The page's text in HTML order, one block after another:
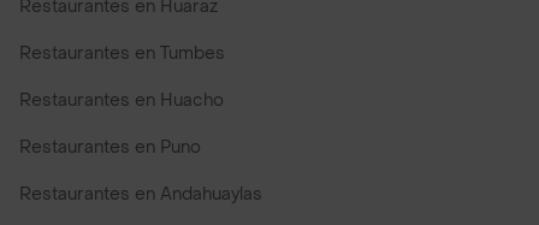
Restaurantes en Huaraz
Restaurantes en Tumbes
Restaurantes en Huacho
Restaurantes en Puno
Restaurantes en Andahuaylas